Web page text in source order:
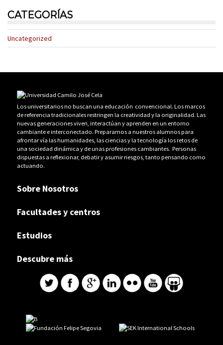
CATEGORÍAS
Uncategorized
Los universitarios no buscan una educación convencional. Los marcos
de referencia tradicionales restringen la creatividad y la originalidad. Las
nuevas generaciones viven, interactúan y aprenden en un entorno
cambiante e interconectado. Preparamos a nuestros alumnos para
afrontar vía las humanidades, las ciencias y la tecnología los retos de
una sociedad dinámica y de unas profesiones cambiantes. Personas
dispuestas a reflexionar, debatir y asumir riesgos, tanto pensando como
actuando.
Sobre Nosotros
Facultades y centros
Estudios
Descubre más